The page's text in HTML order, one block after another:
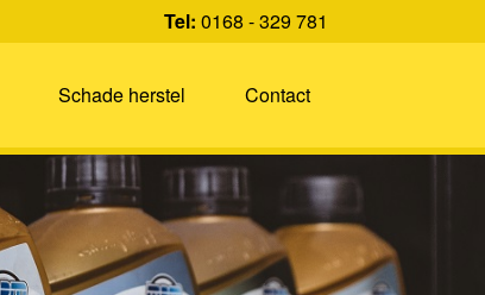
Tel: 0168 - 329 781
Schade herstel Contact